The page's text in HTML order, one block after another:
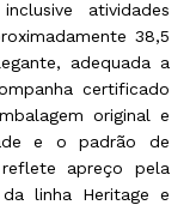
atividades
38,5
adequada a
certificado
original e
e o padrão de
apreço pela
linha Heritage e